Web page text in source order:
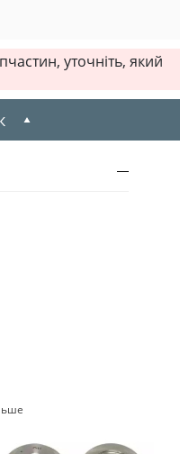
уточніть, який